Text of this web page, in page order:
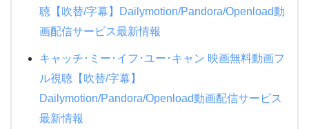
聴【吹替/字幕】Dailymotion/Pandora/Openload動
画配信サービス最新情報
キャッチ･ミー･イフ･ユー･キャン 映画無料動画フ
ル視聴【吹替/字幕】
Dailymotion/Pandora/Openload動画配信サービス
最新情報